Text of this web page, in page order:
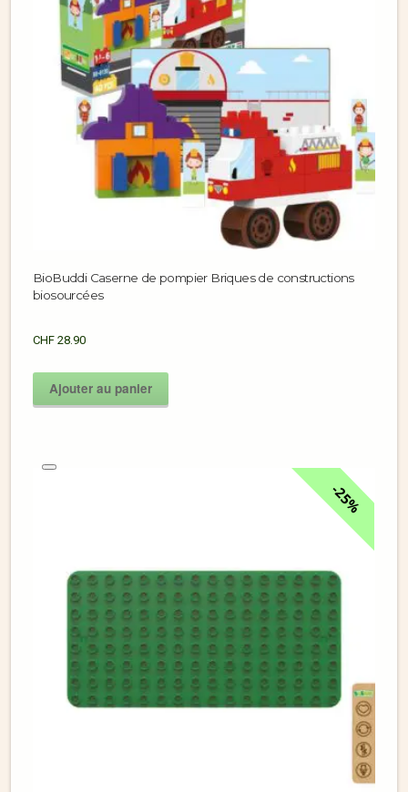
BioBuddi Caserne de pompier Briques de constructions
biosourcées
CHF 28.90
Ajouter au panier
25%